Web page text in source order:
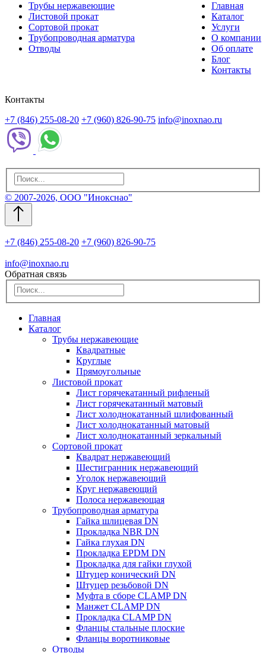
Трубы нержавеющие
Листовой прокат
Сортовой прокат
Трубопроводная арматура
Отводы
Главная
Каталог
Услуги
О компании
Об оплате
Блог
Контакты
Контакты
+7 (846) 255-08-20 +7 (960) 826-90-75 info@inoxnao.ru
© 2007-2026, ООО "Инокснао"
+7 (846) 255-08-20 +7 (960) 826-90-75
info@inoxnao.ru
Обратная связь
Главная
Каталог
Трубы нержавеющие
Квадратные
Круглые
Прямоугольные
Листовой прокат
Лист горячекатанный рифленый
Лист горячекатанный матовый
Лист холоднокатанный шлифованный
Лист холоднокатанный матовый
Лист холоднокатанный зеркальный
Сортовой прокат
Квадрат нержавеющий
Шестигранник нержавеющий
Уголок нержавеющий
Круг нержавеющий
Полоса нержавеющая
Трубопроводная арматура
Гайка шлицевая DN
Прокладка NBR DN
Гайка глухая DN
Прокладка EPDM DN
Прокладка для гайки глухой
Штуцер конический DN
Штуцер резьбовой DN
Муфта в сборе CLAMP DN
Манжет CLAMP DN
Прокладка CLAMP DN
Фланцы стальные плоские
Фланцы воротниковые
Отводы